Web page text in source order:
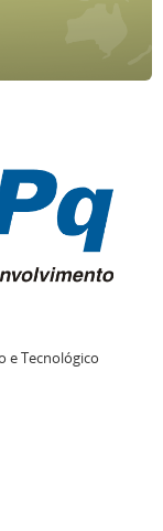
e Tecnológico